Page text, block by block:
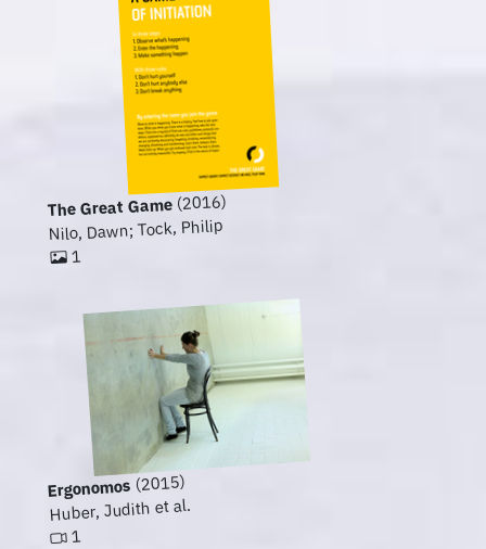
The Great Game(2016)
Nilo, Dawn; Tock, Philip
1
Ergonomos(2015)
Huber, Judith et al.
1